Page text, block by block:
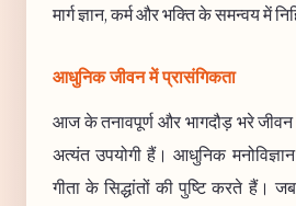
मार्ग ज्ञान, कर्म और भक्ति के समन्वय में
आधुनिक जीवन में प्रासंगिकता
आज के तनावपूर्ण और भागदौड़ भरे जीवन में
अत्यंत उपयोगी हैं। आधुनिक
गीता के सिद्धांतों की पुष्टि करते हैं।